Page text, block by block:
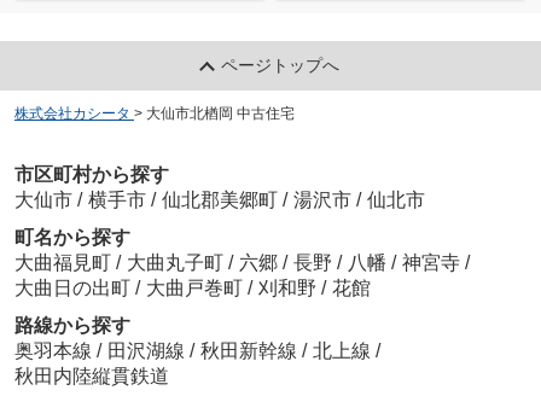
ページトップへ
株式会社カシータ > 大仙市北楢岡 中古住宅
市区町村から探す
大仙市 / 横手市 / 仙北郡美郷町 / 湯沢市 / 仙北市
町名から探す
大曲福見町 / 大曲丸子町 / 六郷 / 長野 / 八幡 / 神宮寺 /
大曲日の出町 / 大曲戸巻町 / 刈和野 / 花館
路線から探す
奥羽本線 / 田沢湖線 / 秋田新幹線 / 北上線 /
秋田内陸縦貫鉄道